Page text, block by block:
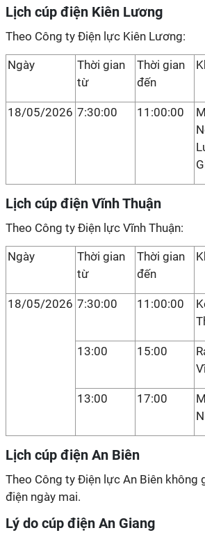
Lịch cúp điện Kiên Lương
Theo Công ty Điện lực Kiên Lương:
Ngày
Thời gian
từ
Thời gian
đến
18/05/2026 7:30:00 11:00:00
Lịch cúp điện Vĩnh Thuận
Theo Công ty Điện lực Vĩnh Thuận:
Ngày
Thời gian
từ
Thời gian
đến
18/05/2026 7:30:00 11:00:00
13:00 15:00
13:00 17:00
Lịch cúp điện An Biên
Theo Công ty Điện lực An Biên không
điện ngày mai.
Lý do cúp điện An Giang